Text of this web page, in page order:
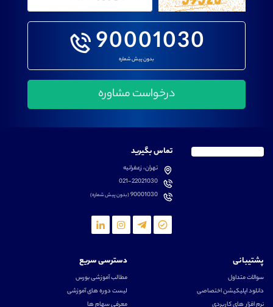
90001030
بدون پیش شماره
تماس بگیرید
تهران، زعفرانیه
021-22021030
90001030(بدون پیش شماره)
پشتیبانی
سوالات متداول
دانلود اپلیکیشن اختصاصی
دسترسی سریع
مطالب آموزشی بورس
لیست دوره های آموزشی